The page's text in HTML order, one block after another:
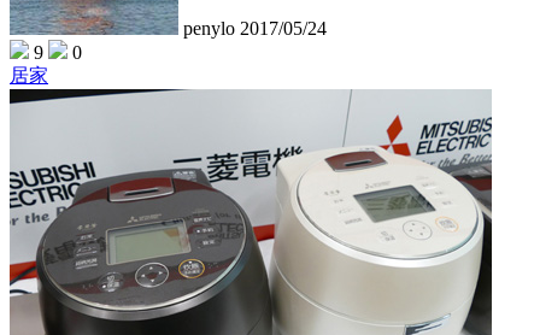
penylo 2017/05/24
9
0
居家